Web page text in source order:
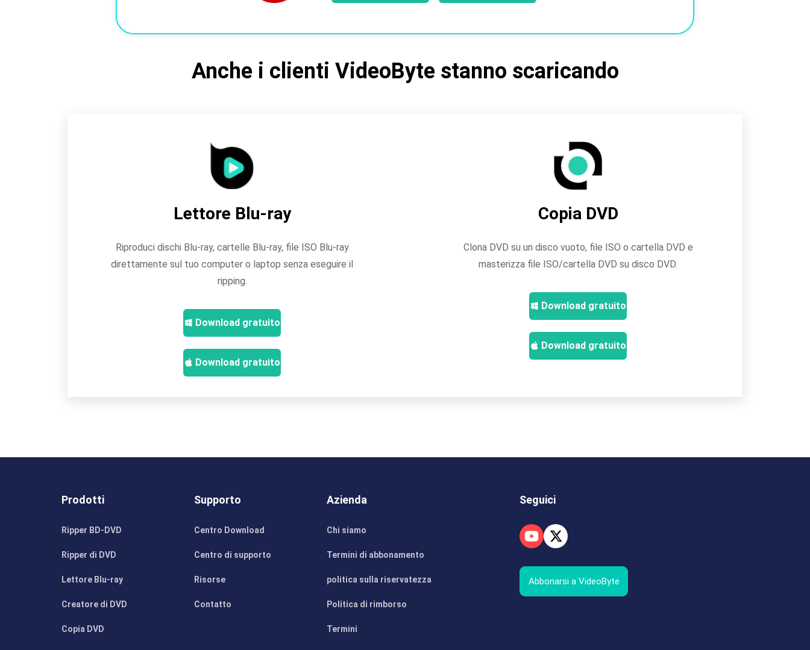
Anche i clienti VideoByte stanno scaricando
Lettore Blu-ray
Riproduci dischi Blu-ray, cartelle Blu-ray, file ISO Blu-ray
direttamente sul tuo computer o laptop senza eseguire il
ripping.
Download gratuito
Download gratuito
Copia DVD
Clona DVD su un disco vuoto, file ISO o cartella DVD e
masterizza file ISO/cartella DVD su disco DVD.
Download gratuito
Download gratuito
Prodotti
Ripper BD-DVD
Ripper di DVD
Lettore Blu-ray
Creatore di DVD
Copia DVD
Supporto
Centro Download
Centro di supporto
Risorse
Contatto
Azienda
Chi siamo
Termini di abbonamento
politica sulla riservatezza
Politica di rimborso
Termini
Seguici
Abbonarsi a VideoByte